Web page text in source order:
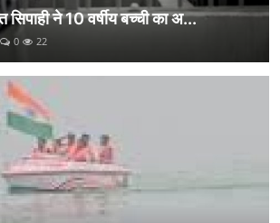
ने 10 वर्षीय बच्ची का अ...
0 22